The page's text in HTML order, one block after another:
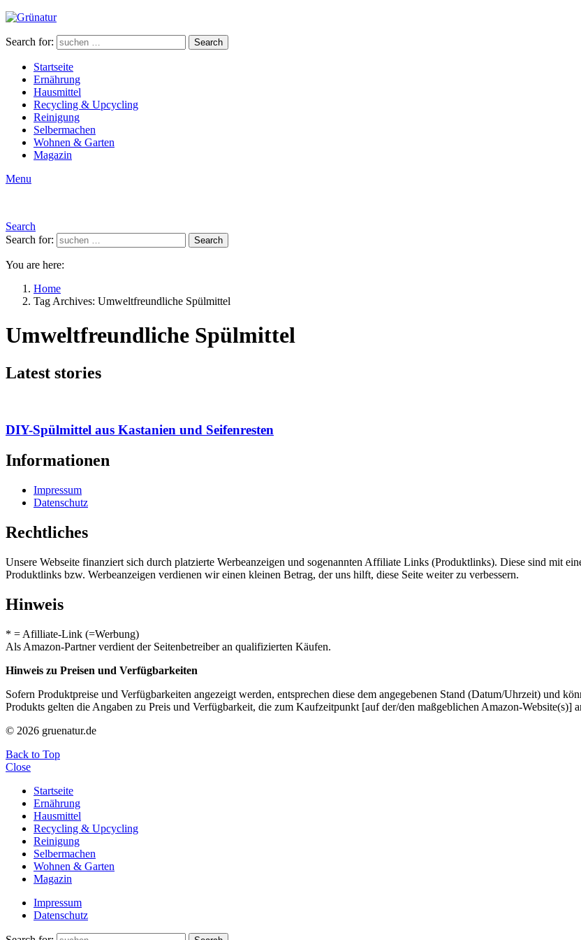
Search for: Search
Startseite
Ernährung
Hausmittel
Recycling & Upcycling
Reinigung
Selbermachen
Wohnen & Garten
Magazin
Menu
Search
Search for:
Search
You are here:
Home
Tag Archives: Umweltfreundliche Spülmittel
Umweltfreundliche Spülmittel
Latest stories
DIY-Spülmittel aus Kastanien und Seifenresten
Informationen
Impressum
Datenschutz
Rechtliches
Unsere Webseite finanziert sich durch platzierte Werbeanzeigen und sogenannten Affiliate Links (Produktlinks). Diese sind mit
Produktlinks bzw. Werbeanzeigen verdienen wir einen kleinen Betrag, der uns hilft, diese Seite weiter zu verbessern.
Hinweis
* = Afilliate-Link (=Werbung)
Als Amazon-Partner verdient der Seitenbetreiber an qualifizierten Käufen.
Hinweis zu Preisen und Verfügbarkeiten
Sofern Produktpreise und Verfügbarkeiten angezeigt werden, entsprechen diese dem angegebenen Stand (Datum/Uhrzeit) und
Produkts gelten die Angaben zu Preis und Verfügbarkeit, die zum Kaufzeitpunkt [auf der/den maßgeblichen Amazon-Website(s)]
© 2026 gruenatur.de
Back to Top
Close
Startseite
Ernährung
Hausmittel
Recycling & Upcycling
Reinigung
Selbermachen
Wohnen & Garten
Magazin
Impressum
Datenschutz